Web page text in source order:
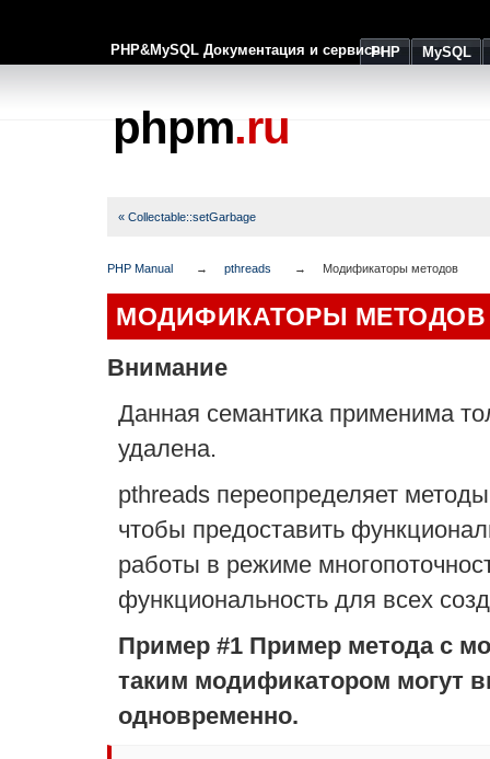
PHP&MySQL Документация и сервисыPHP MySQL
phpm.ru
« Collectable::setGarbage
PHP Manual pthreads Модификаторы методов
МОДИФИКАТОРЫ МЕТОДОВ
Внимание
Данная семантика применима
удалена.
pthreads переопределяет
чтобы предоставить
работы в режиме
функциональность для всех
Пример #1 Пример метода с
таким модификатором могут
одновременно.